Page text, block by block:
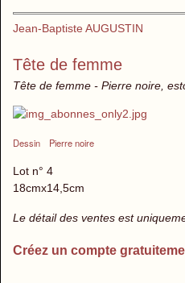
Jean-Baptiste AUGUSTIN
Tête de femme
Tête de femme - Pierre noire,
Dessin Pierre noire
Lot n° 4
18cmx14,5cm
Le détail des ventes est
Créez un compte